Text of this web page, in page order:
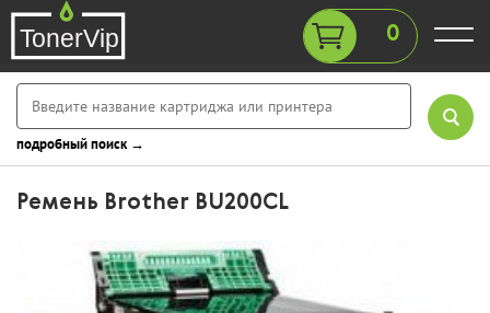
0
подробный поиск →
Ремень Brother BU200CL